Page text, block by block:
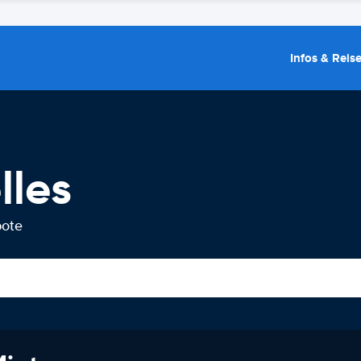
Infos &